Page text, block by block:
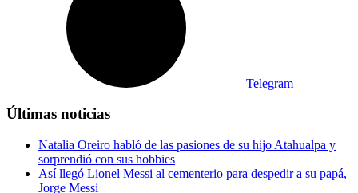
Telegram
Últimas noticias
Natalia Oreiro habló de las pasiones de su hijo Atahualpa y
sorprendió con sus hobbies
Así llegó Lionel Messi al cementerio para despedir a su papá,
Jorge Messi